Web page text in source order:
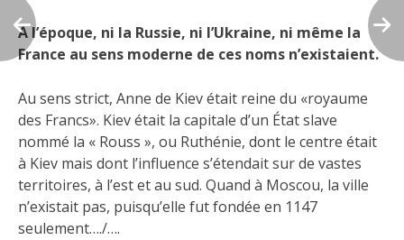
À l’époque, ni la Russie, ni l’Ukraine, ni même la
France au sens moderne de ces noms n’existaient.
Au sens strict, Anne de Kiev était reine du «royaume
des Francs». Kiev était la capitale d’un État slave
nommé la « Rouss », ou Ruthénie, dont le centre était
à Kiev mais dont l’influence s’étendait sur de vastes
territoires, à l’est et au sud. Quand à Moscou, la ville
n’existait pas, puisqu’elle fut fondée en 1147
seulement…./….